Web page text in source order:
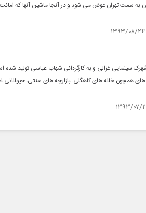
به سمت تهران عوض می شود و در آنجا ماشین آنها که امانت
در شهرک سینمایی غزالی و به کارگردانی شهاب عباسی تولید
همچون خانه های کاهگلی، بازارچه های سنتی، حیواناتی